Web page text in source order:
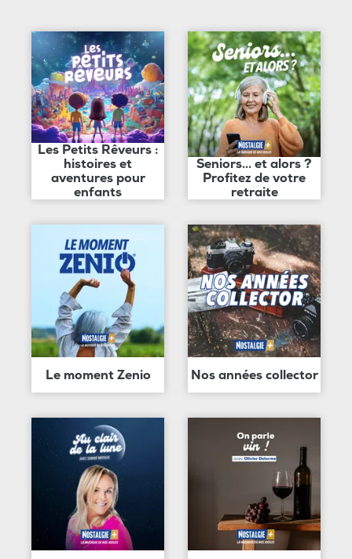
Les Petits Rêveurs :
histoires et
aventures pour
enfants
Seniors... et alors ?
Profitez de votre
retraite
Le moment Zenio Nos années collector